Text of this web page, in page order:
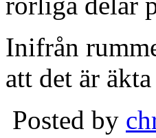
Inifrån
att det är
Posted by